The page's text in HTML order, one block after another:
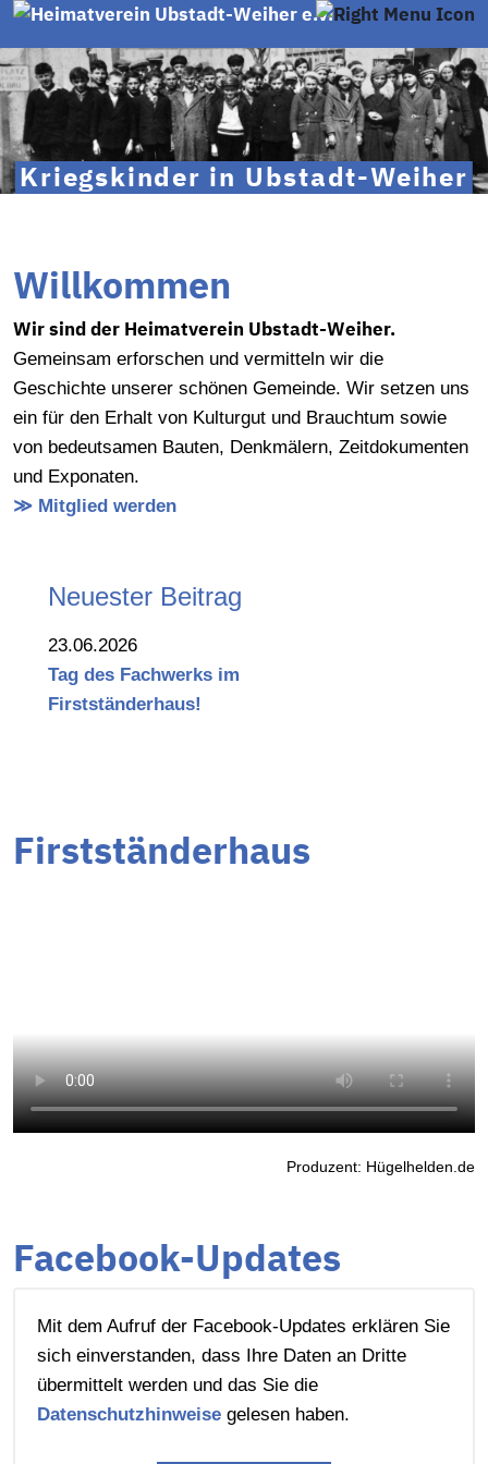
Kriegskinder in Ubstadt-Weiher
Willkommen
Wir sind der Heimatverein Ubstadt-Weiher.
Gemeinsam erforschen und vermitteln wir die
Geschichte unserer schönen Gemeinde. Wir setzen uns
ein für den Erhalt von Kulturgut und Brauchtum sowie
von bedeutsamen Bauten, Denkmälern, Zeitdokumenten
und Exponaten.
≫ Mitglied werden
Neuester Beitrag
23.06.2026
Tag des Fachwerks im
Firstständerhaus!
Firstständerhaus
Produzent: Hügelhelden.de
Facebook-Updates
Mit dem Aufruf der Facebook-Updates erklären Sie
sich einverstanden, dass Ihre Daten an Dritte
übermittelt werden und das Sie die
Datenschutzhinweisegelesen haben.